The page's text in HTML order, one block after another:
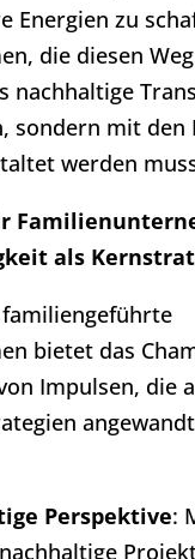
Energien zu
die diesen
nachhaltige
sondern mit den
werden
als
bietet das
Impulsen, die
Perspektive: